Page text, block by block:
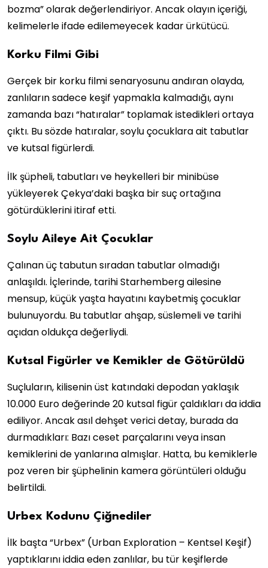
bozma” olarak değerlendiriyor. Ancak olayın içeriği,
kelimelerle ifade edilemeyecek kadar ürkütücü.
Korku Filmi Gibi
Gerçek bir korku filmi senaryosunu andıran olayda,
zanlıların sadece keşif yapmakla kalmadığı, aynı
zamanda bazı “hatıralar” toplamak istedikleri ortaya
çıktı. Bu sözde hatıralar, soylu çocuklara ait tabutlar
ve kutsal figürlerdi.
İlk şüpheli, tabutları ve heykelleri bir minibüse
yükleyerek Çekya’daki başka bir suç ortağına
götürdüklerini itiraf etti.
Soylu Aileye Ait Çocuklar
Çalınan üç tabutun sıradan tabutlar olmadığı
anlaşıldı. İçlerinde, tarihi Starhemberg ailesine
mensup, küçük yaşta hayatını kaybetmiş çocuklar
bulunuyordu. Bu tabutlar ahşap, süslemeli ve tarihi
açıdan oldukça değerliydi.
Kutsal Figürler ve Kemikler de Götürüldü
Suçluların, kilisenin üst katındaki depodan yaklaşık
10.000 Euro değerinde 20 kutsal figür çaldıkları da iddia
ediliyor. Ancak asıl dehşet verici detay, burada da
durmadıkları: Bazı ceset parçalarını veya insan
kemiklerini de yanlarına almışlar. Hatta, bu kemiklerle
poz veren bir şüphelinin kamera görüntüleri olduğu
belirtildi.
Urbex Kodunu Çiğnediler
İlk başta “Urbex” (Urban Exploration – Kentsel Keşif)
yaptıklarını iddia eden zanlılar, bu tür keşiflerde